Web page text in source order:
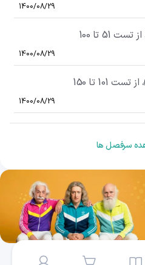
1400/08/29
تا 100
1400/08/29
تا 150
1400/08/29
سرفصل ها